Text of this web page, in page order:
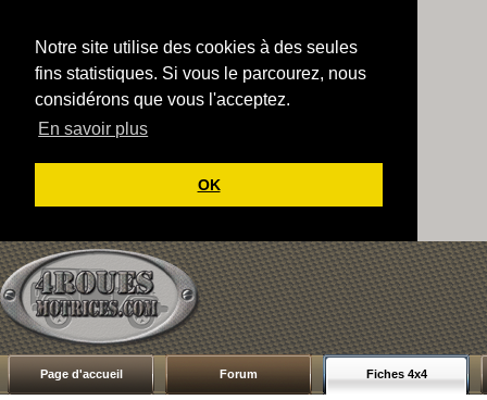
Notre site utilise des cookies à des seules
fins statistiques. Si vous le parcourez, nous
considérons que vous l'acceptez.
En savoir plus
OK
Page d'accueil Forum Fiches 4x4